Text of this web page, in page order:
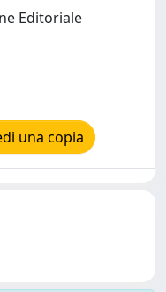
Editoriale
una copia